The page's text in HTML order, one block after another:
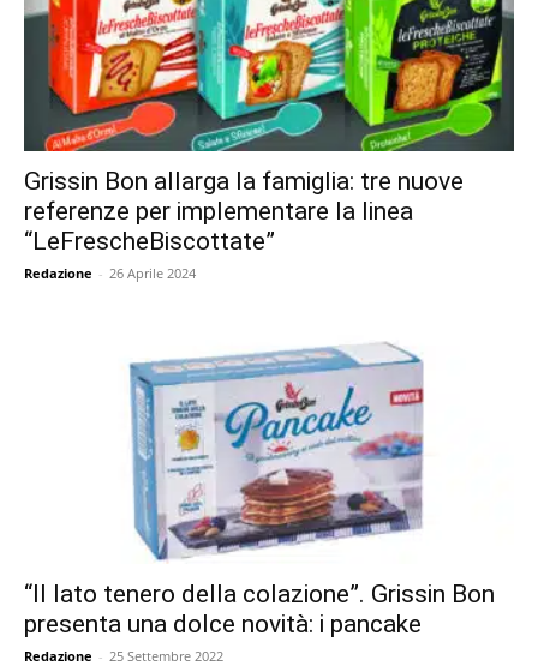
Grissin Bon allarga la famiglia: tre nuove
referenze per implementare la linea
“LeFrescheBiscottate”
Redazione - 26 Aprile 2024
“Il lato tenero della colazione”. Grissin Bon
presenta una dolce novità: i pancake
Redazione - 25 Settembre 2022